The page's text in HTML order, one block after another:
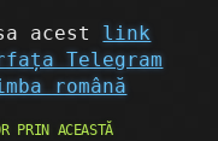
acest link
Telegram
română
PRIN ACEASTĂ